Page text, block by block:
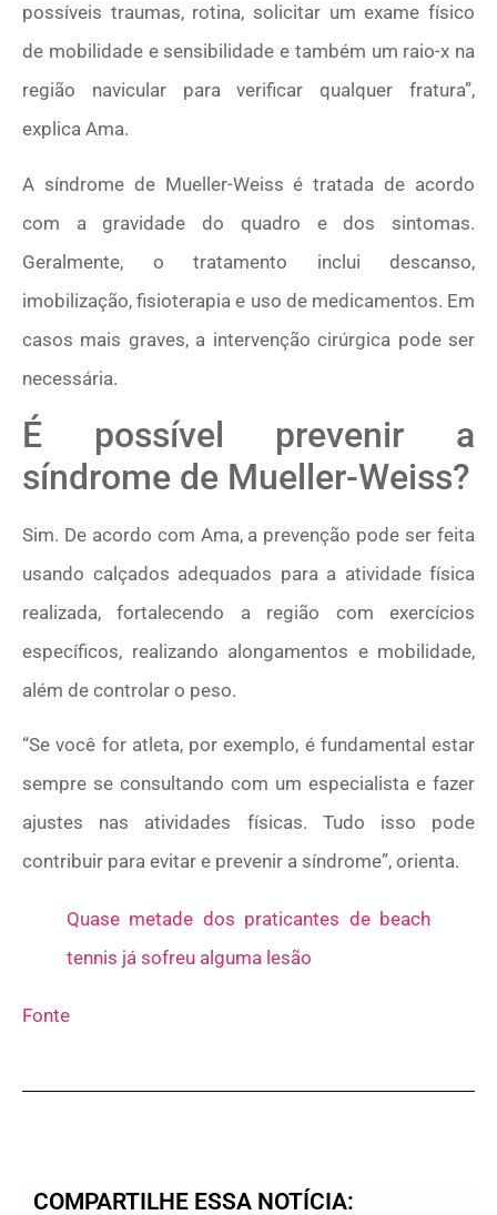
possíveis traumas, rotina, solicitar um exame físico
de mobilidade e sensibilidade e também um raio-x na
região navicular para verificar qualquer fratura”,
explica Ama.
A síndrome de Mueller-Weiss é tratada de acordo
com a gravidade do quadro e dos sintomas.
Geralmente, o tratamento inclui descanso,
imobilização, fisioterapia e uso de medicamentos. Em
casos mais graves, a intervenção cirúrgica pode ser
necessária.
É possível prevenir a
síndrome de Mueller-Weiss?
Sim. De acordo com Ama, a prevenção pode ser feita
usando calçados adequados para a atividade física
realizada, fortalecendo a região com exercícios
específicos, realizando alongamentos e mobilidade,
além de controlar o peso.
“Se você for atleta, por exemplo, é fundamental estar
sempre se consultando com um especialista e fazer
ajustes nas atividades físicas. Tudo isso pode
contribuir para evitar e prevenir a síndrome”, orienta.
Quase metade dos praticantes de beach
tennis já sofreu alguma lesão
Fonte
COMPARTILHE ESSA NOTÍCIA: